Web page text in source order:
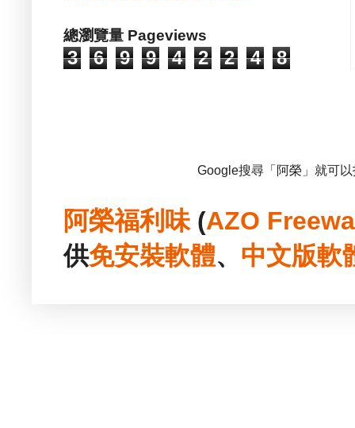
總瀏覽量 Pageviews
3 6 9 9 4 2 2 4 8
Google搜尋「阿榮」就可
阿榮福利味(AZO
供免安裝軟體、 中文版軟